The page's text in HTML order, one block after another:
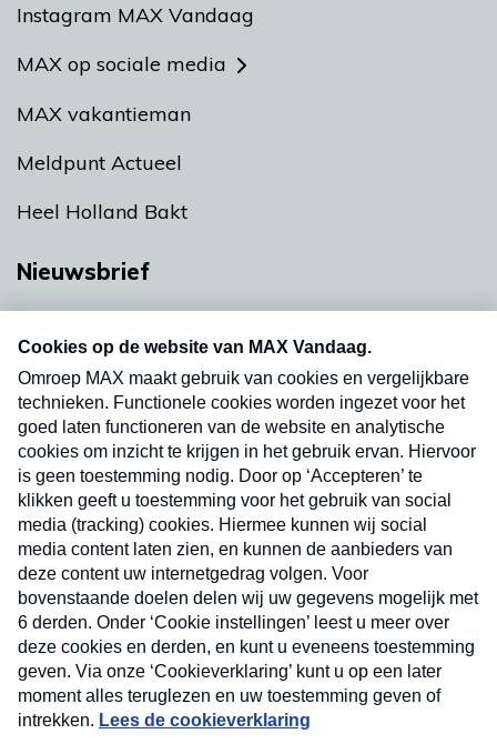
Instagram MAX Vandaag
MAX op sociale media
MAX vakantieman
Meldpunt Actueel
Heel Holland Bakt
Nieuwsbrief
nieuwsbrief. Elke vrijdag- en dinsdagochtend in
uw mailbox.
Verzend
Nieuwsbrief
Neem hier een gratis abonnement op onze
nieuwsbrief. Elke vrijdag- en dinsdagochtend in uw